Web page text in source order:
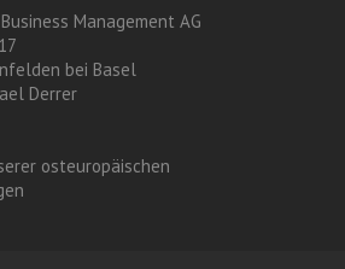
Management AG
bei Basel
Derrer
osteuropäischen